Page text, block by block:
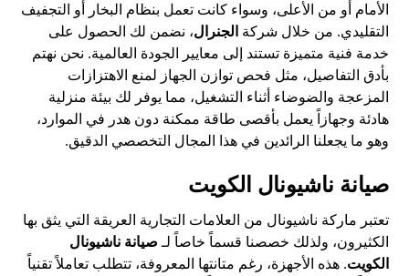
الأمام أو من الأعلى، وسواء كانت تعمل بنظام البخار أو التجفيف
التقليدي. من خلال شركة الجنرال، نضمن لك الحصول على
خدمة فنية متميزة تستند إلى معايير الجودة العالمية. نحن نهتم
بأدق التفاصيل، مثل فحص توازن الجهاز لمنع الاهتزازات
المزعجة والضوضاء أثناء التشغيل، مما يوفر لك بيئة منزلية
هادئة وجهازاً يعمل بأقصى طاقة ممكنة دون هدر في الموارد،
وهو ما يجعلنا الرائدين في هذا المجال التخصصي الدقيق.
صيانة ناشيونال الكويت
تعتبر ماركة ناشيونال من العلامات التجارية العريقة التي يثق بها
الكثيرون، ولذلك خصصنا قسماً خاصاً لـ صيانة ناشيونال
الكويت. هذه الأجهزة، رغم متانتها المعروفة، تتطلب تعاملاً تقنياً